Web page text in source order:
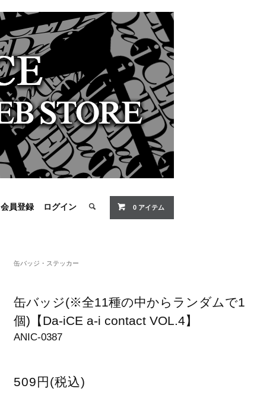
会員登録 ログイン 0 アイテム
缶バッジ・ステッカー
缶バッジ(※全11種の中からランダムで1
個)【Da-iCE a-i contact VOL.4】
ANIC-0387
509円(税込)